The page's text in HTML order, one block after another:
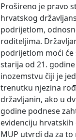
Prošireno je pravo
hrvatskog
podrijetlom,
roditeljima.
podrijetlom moći će
starija od 21.
inozemstvu čiji je
trenutku njezina
državljanin, ako u
godine podnese
evidenciju hrvatskih
MUP utvrdi da za to